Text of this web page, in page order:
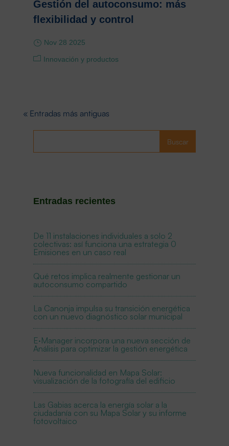
Gestión del autoconsumo: más
flexibilidad y control
Nov 28 2025
Innovación y productos
« Entradas más antiguas
Buscar
Entradas recientes
De 11 instalaciones individuales a solo 2
colectivas: así funciona una estrategia 0
Emisiones en un caso real
Qué retos implica realmente gestionar un
autoconsumo compartido
La Canonja impulsa su transición energética
con un nuevo diagnóstico solar municipal
E·Manager incorpora una nueva sección de
Análisis para optimizar la gestión energética
Nueva funcionalidad en Mapa Solar:
visualización de la fotografía del edificio
Las Gabias acerca la energía solar a la
ciudadanía con su Mapa Solar y su informe
fotovoltaico